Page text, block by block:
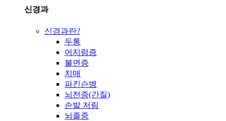
신경과
신경과란?
두통
어지럼증
불면증
치매
파킨슨병
뇌전증(간질)
손발 저림
뇌졸중